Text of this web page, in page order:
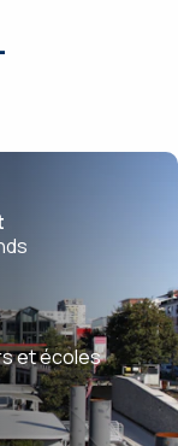
et écoles